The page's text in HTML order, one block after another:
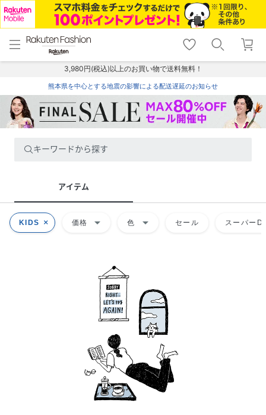
menu home
トップ
shopping_cart lock_outline
ログイン
3,980円(税込)以上のお買い物で送料無料！
熊本県を中心とする地震の影響による配送遅延のお知らせ
キーワードから探す
アイテム
KIDS 価格 arrow_drop_down 色 arrow_drop_down セール スーパー